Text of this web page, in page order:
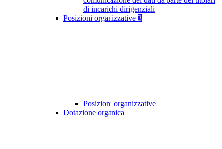
di incarichi dirigenziali
Posizioni organizzative 3
Posizioni organizzative
Dotazione organica